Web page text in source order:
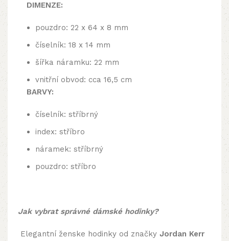
DIMENZE:
pouzdro: 22 x 64 x 8 mm
číselník: 18 x 14 mm
šířka náramku: 22 mm
vnitřní obvod: cca 16,5 cm
BARVY:
číselník: stříbrný
index: stříbro
náramek: stříbrný
pouzdro: stříbro
Jak vybrat správné dámské hodinky?
Elegantní ženske hodinky od značky Jordan Kerr